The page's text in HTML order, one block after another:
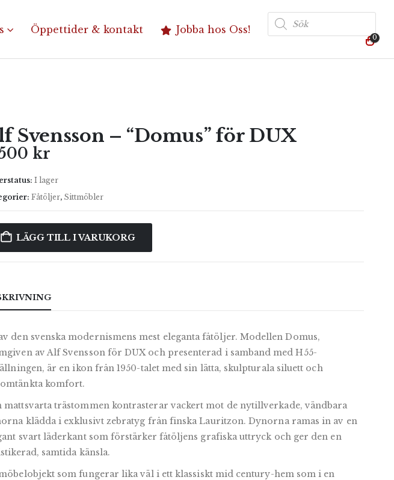
Öppettider & kontakt Jobba hos Oss!
Produktsökning
0
Svensson – “Domus” för DUX
kr
I lager
Fåtöljer, Sittmöbler
LÄGG TILL I VARUKORG
den svenska modernismens mest eleganta fåtöljer. Modellen Domus,
av Alf Svensson för DUX och presenterad i samband med H55-
är en ikon från 1950-talet med sin lätta, skulpturala siluett och
komfort.
mattsvarta trästommen kontrasterar vackert mot de nytillverkade, vändbara
klädda i exklusivt zebratyg från finska Lauritzon. Dynorna ramas in av en
svart läderkant som förstärker fåtöljens grafiska uttryck och ger den en
samtida känsla.
som fungerar lika väl i ett klassiskt mid century-hem som i en